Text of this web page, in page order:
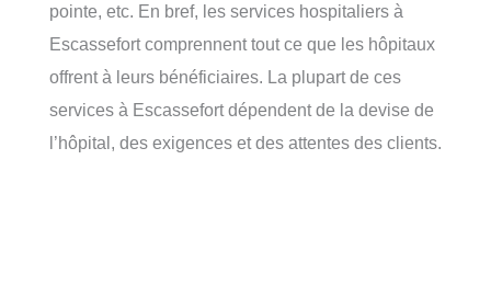
pointe, etc. En bref, les services hospitaliers à
Escassefort comprennent tout ce que les hôpitaux
offrent à leurs bénéficiaires. La plupart de ces
services à Escassefort dépendent de la devise de
l’hôpital, des exigences et des attentes des clients.